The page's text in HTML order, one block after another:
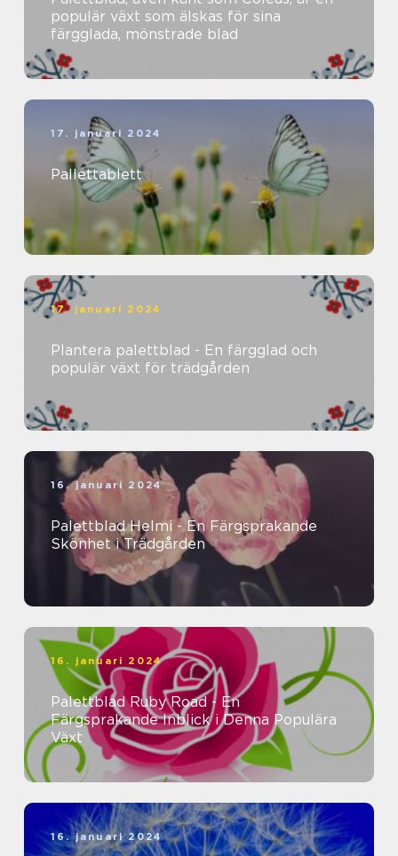
populär växt som älskas för sina
färgglada, mönstrade blad
17. januari 2024
Pallettablett
17. januari 2024
Plantera palettblad - En färgglad och
populär växt för trädgården
16. januari 2024
Palettblad Helmi - En Färgsprakande
Skönhet i Trädgården
16. januari 2024
Palettblad Ruby Road - En
Färgsprakande Inblick i Denna Populära
Växt
16. januari 2024